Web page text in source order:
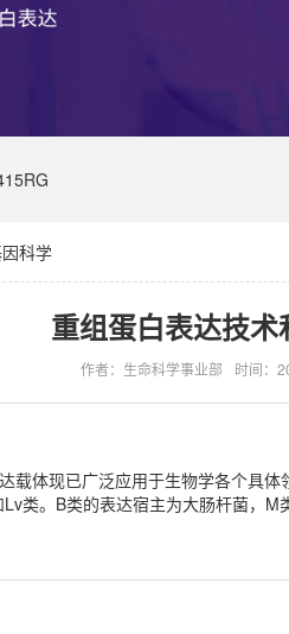
科学
重组蛋白表达技
作者：生命科学事业部 时间：
载体现已广泛应用于生物学各个具
类。B类的表达宿主为大肠杆菌，